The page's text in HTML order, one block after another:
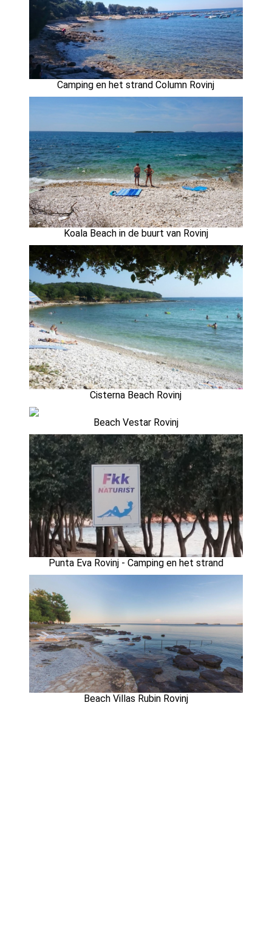
Camping en het strand Column Rovinj
Koala Beach in de buurt van Rovinj
Cisterna Beach Rovinj
Beach Vestar Rovinj
Punta Eva Rovinj - Camping en het strand
Beach Villas Rubin Rovinj